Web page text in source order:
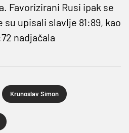
Favorizirani Rusi ipak se
upisali slavlje 81:89, kao
nadjačala
Krunoslav Simon